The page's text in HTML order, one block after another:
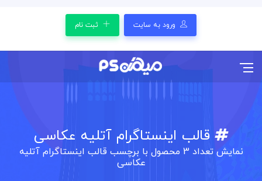
ورود به سایت ثبت نام
قالب اینستاگرام آتلیه عکاسی
نمایش تعداد 3 محصول با برچسب قالب اینستاگرام آتلیه
عکاسی